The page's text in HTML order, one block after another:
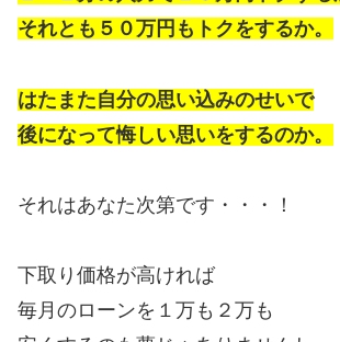
それとも５０万円もトクをするか。
はたまた自分の思い込みのせいで
後になって悔しい思いをするのか。
それはあなた次第です・・・！
下取り価格が高ければ
毎月のローンを１万も２万も